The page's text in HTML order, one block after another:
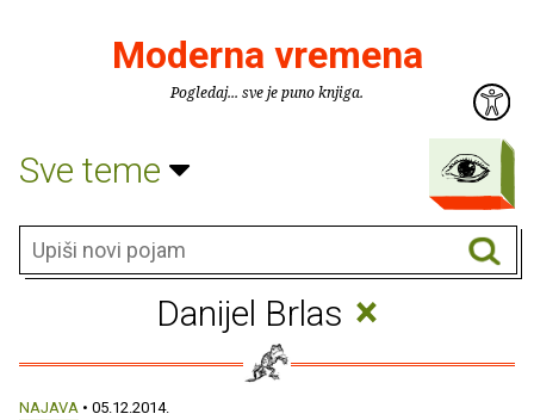
Moderna vremena
Pogledaj... sve je puno knjiga.
Sve teme
Danijel Brlas ×
NAJAVA • 05.12.2014.